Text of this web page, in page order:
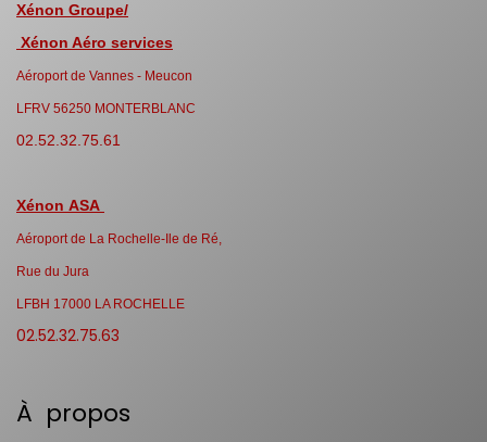
Xénon Groupe/
Xénon Aéro services
Aéroport de Vannes - Meucon
LFRV 56250 MONTERBLANC
02.52.32.75.61
Xénon ASA
Aéroport de La Rochelle-Ile de Ré,
Rue du Jura
LFBH 17000 LA ROCHELLE
02.52.32.75.63
À propos